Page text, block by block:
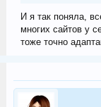
И я так поняла,
многих сайтов у
тоже точно